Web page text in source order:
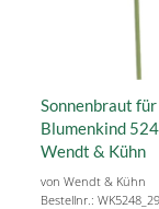
Sonnenbraut für
Blumenkind
Wendt & Kühn
von Wendt & Kühn
Bestellnr.: